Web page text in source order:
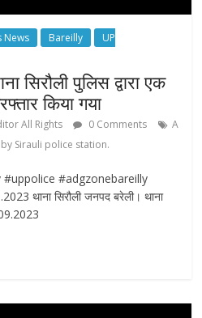
News Bareilly
UP
पुलिस द्वारा एक
किया गया
All Rights 0 Comments
A
Sirauli police station.
#adgzonebareilly
थाना सिरौली जनपद बरेली। थाना